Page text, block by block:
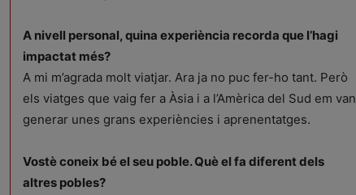
A nivell personal, quina experiència recorda que l’hagi
impactat més?
A mi m’agrada molt viatjar. Ara ja no puc fer-ho tant. Però
els viatges que vaig fer a Àsia i a l’Amèrica del Sud em van
generar unes grans experiències i aprenentatges.
Vostè coneix bé el seu poble. Què el fa diferent dels
altres pobles?